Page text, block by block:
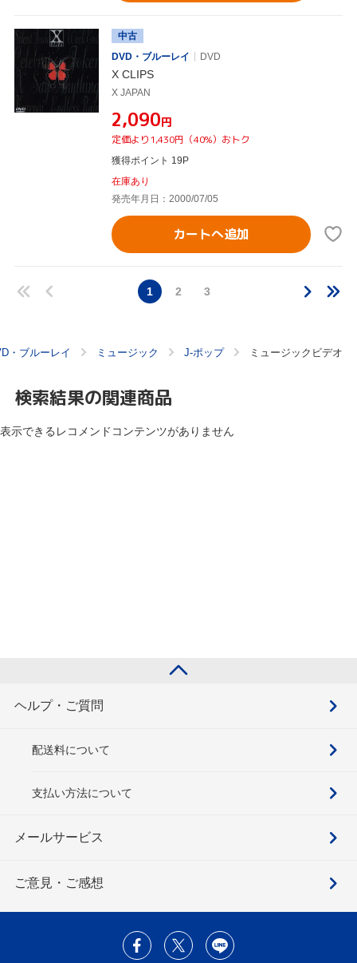
中古
DVD・ブルーレイ
DVD
X CLIPS
X JAPAN
¥2,090円
定価より1,430円（40%）おトク
獲得ポイント 19P
在庫あり
発売年月日：2000/07/05
カートへ追加
1 2 3
・ブルーレイ ミュージック J-ポップ ミュージックビデオ
検索結果の関連商品
表示できるレコメンドコンテンツがありません
ヘルプ・ご質問
配送料について
支払い方法について
メールサービス
ご意見・ご感想